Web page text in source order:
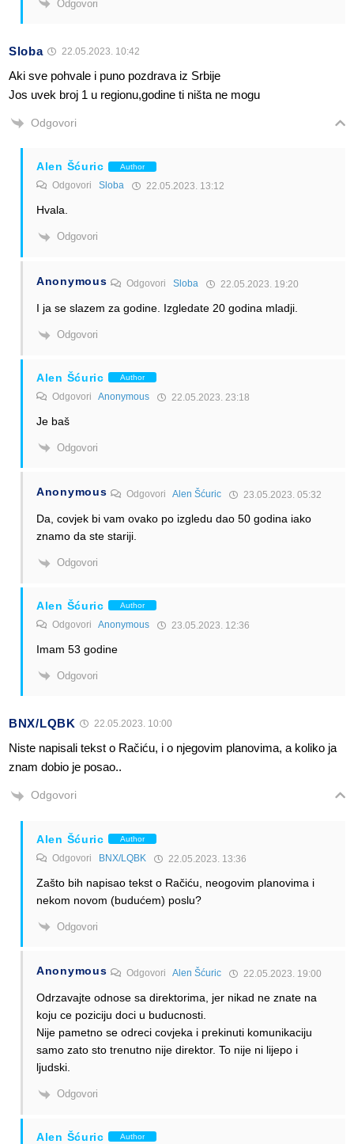
Odgovori
Sloba 22.05.2023. 10:42
Aki sve pohvale i puno pozdrava iz Srbije
Jos uvek broj 1 u regionu,godine ti ništa ne mogu
Odgovori
Alen Šćuric Author
Odgovori Sloba 22.05.2023. 13:12
Hvala.
Odgovori
Anonymous OdgovoriSloba 22.05.2023. 19:20
I ja se slazem za godine. Izgledate 20 godina mladji.
Odgovori
Alen Šćuric Author
Odgovori Anonymous 22.05.2023. 23:18
Je baš
Odgovori
Anonymous OdgovoriAlen Šćuric 23.05.2023. 05:32
Da, covjek bi vam ovako po izgledu dao 50 godina iako
znamo da ste stariji.
Odgovori
Alen Šćuric Author
Odgovori Anonymous 23.05.2023. 12:36
Imam 53 godine
Odgovori
BNX/LQBK 22.05.2023. 10:00
Niste napisali tekst o Račiću, i o njegovim planovima, a koliko ja
znam dobio je posao..
Odgovori
Alen Šćuric Author
Odgovori BNX/LQBK 22.05.2023. 13:36
Zašto bih napisao tekst o Račiću, neogovim planovima i
nekom novom (budućem) poslu?
Odgovori
Anonymous OdgovoriAlen Šćuric 22.05.2023. 19:00
Odrzavajte odnose sa direktorima, jer nikad ne znate na
koju ce poziciju doci u buducnosti.
Nije pametno se odreci covjeka i prekinuti komunikaciju
samo zato sto trenutno nije direktor. To nije ni lijepo i
ljudski.
Odgovori
Alen Šćuric Author